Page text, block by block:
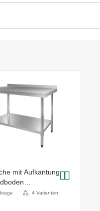
mit Aufkantung
4 Varianten